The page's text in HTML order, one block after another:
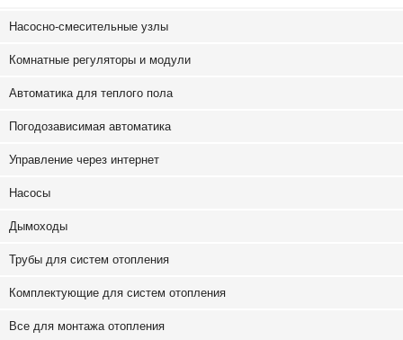
Насосно-смесительные узлы
Комнатные регуляторы и модули
Автоматика для теплого пола
Погодозависимая автоматика
Управление через интернет
Насосы
Дымоходы
Трубы для систем отопления
Комплектующие для систем отопления
Все для монтажа отопления